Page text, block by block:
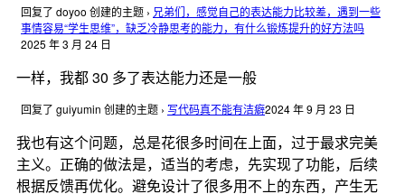
回复了 doyoo 创建的主题 › 兄弟们，感觉自己的表达能力比较差，遇到一些
事情容易“学生思维”，缺乏冷静思考的能力，有什么锻炼提升的好方法吗
2025 年 3 月 24 日
一样，我都 30 多了表达能力还是一般
回复了 guiyumin 创建的主题 › 写代码真不能有洁癖2024 年 9 月 23 日
我也有这个问题，总是花很多时间在上面，过于最求完美
主义。正确的做法是，适当的考虑，先实现了功能，后续
根据反馈再优化。避免设计了很多用不上的东西，产生无